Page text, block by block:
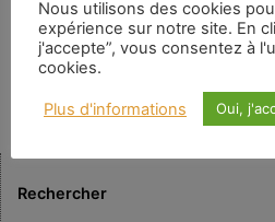
réponse à un « chercheur sérieux »
passionnée de remettre ses biens et lui-
comme étudiant de Jed). Cher William,
à votre équation, vous devez vous
Rechercher
Nous utilisons des cookies
expérience sur notre site. En
j'accepte”, vous consentez à
cookies.
Plus d'informations Oui,